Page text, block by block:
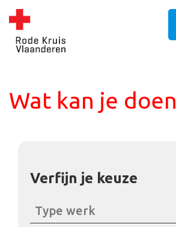
Wat kan je doen
Verfijn je keuze